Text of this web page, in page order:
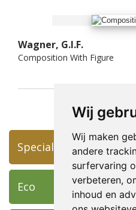
Wij
Wij maken
andere
surfervaring
verbeteren,
inhoud en
Wagner, G.I.F.
Composition With Figure
Specials
Eco